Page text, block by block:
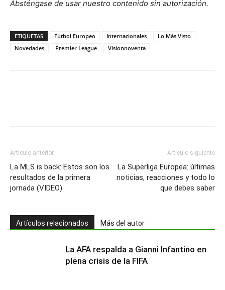
Absténgase de usar nuestro contenido sin autorización.
ETIQUETAS Fútbol Europeo Internacionales
Lo Más Visto
Novedades
Premier League Visionnoventa
Artículo anterior
La MLS is back: Estos son los
resultados de la primera
jornada (VIDEO)
Artículo siguiente
La Superliga Europea: últimas
noticias, reacciones y todo lo
que debes saber
Artículos relacionados Más del autor
La AFA respalda a Gianni Infantino en
plena crisis de la FIFA